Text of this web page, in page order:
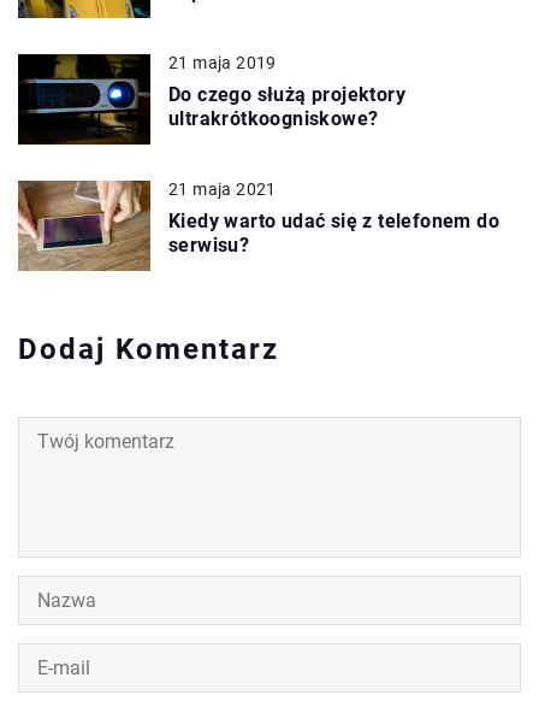
21 maja 2019
Do czego służą projektory
ultrakrótkoogniskowe?
21 maja 2021
Kiedy warto udać się z telefonem do
serwisu?
Dodaj Komentarz